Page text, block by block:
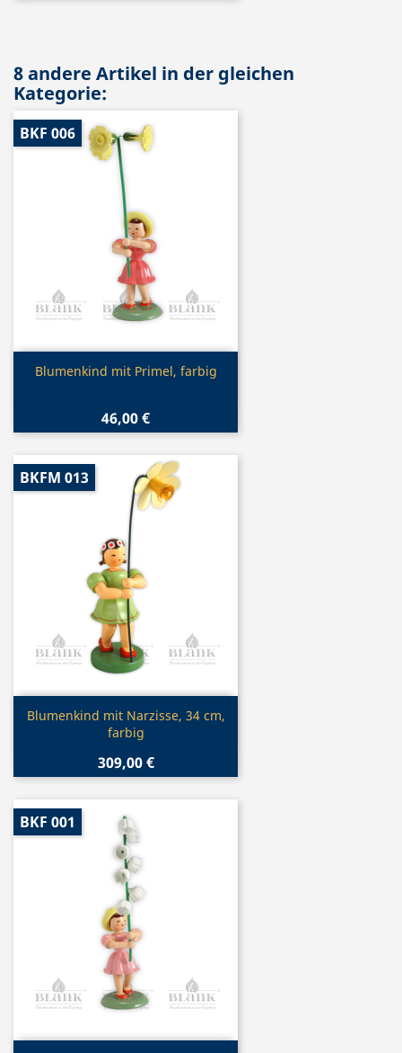
8 andere Artikel in der gleichen
Kategorie:
Vorschau
Blumenkind mit Primel, farbig
46,00 €
BKF 006
 Vorschau
Blumenkind mit Narzisse, 34 cm,
farbig
309,00 €
BKFM 013
BKF 001